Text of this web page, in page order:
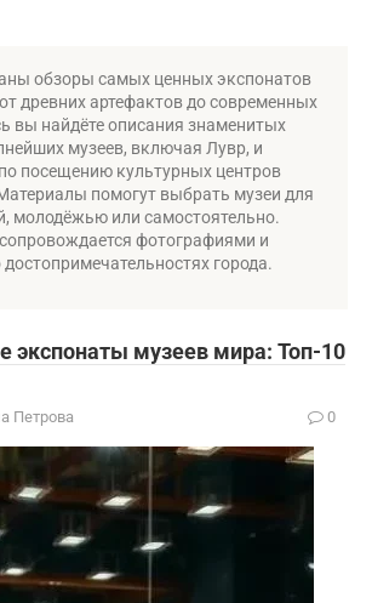
обзоры самых ценных экспонатов
древних артефактов до современных
вы найдёте описания знаменитых
музеев, включая Лувр, и
посещению культурных центров
помогут выбрать музеи для
молодёжью или самостоятельно.
фотографиями и
города.
музеев мира: Топ-10
Петрова 0